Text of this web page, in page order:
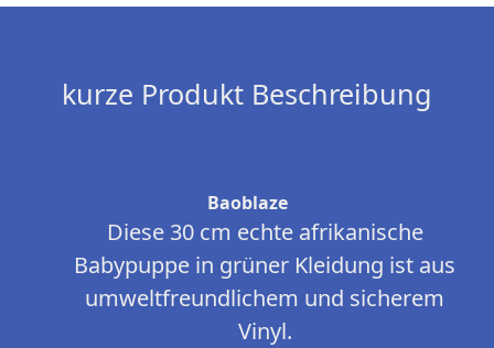
kurze Produkt Beschreibung
Baoblaze
Diese 30 cm echte afrikanische
Babypuppe in grüner Kleidung ist aus
umweltfreundlichem und sicherem
Vinyl.